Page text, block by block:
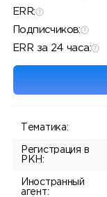
ERR:
Подписчиков:
ERR за 24 часа:
Тематика:
Регистрация в
РКН:
Иностранный
агент: